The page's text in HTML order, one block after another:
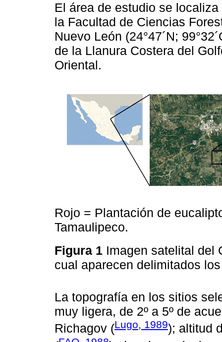
El área de estudio se
la Facultad de Ciencias
Nuevo León (24°47´N;
de la Llanura Costera del
Oriental.
Rojo = Plantación de
Tamaulipeco.
Figura 1 Imagen satelital del
cual aparecen delimitados
La topografía en los sitios
muy ligera, de 2º a 5º de
Richagov (Lugo, 1989); altitud